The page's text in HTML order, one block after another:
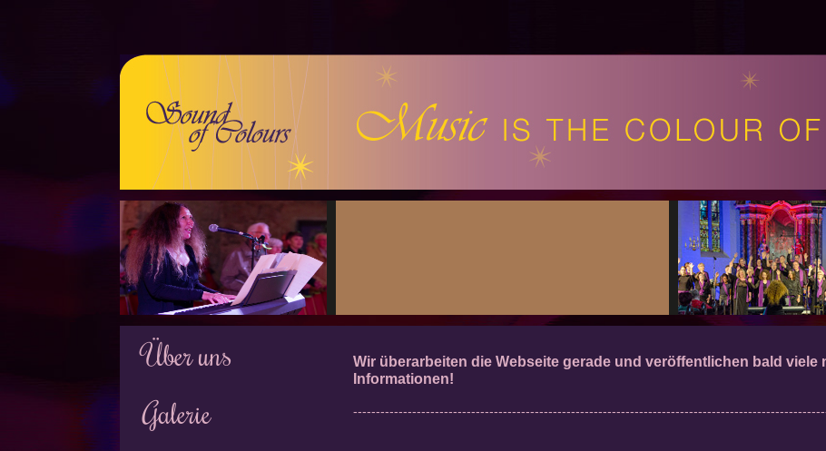
Über uns
Galerie
Wir überarbeiten die Webseite gerade und veröffentlichen bald viele
Informationen!